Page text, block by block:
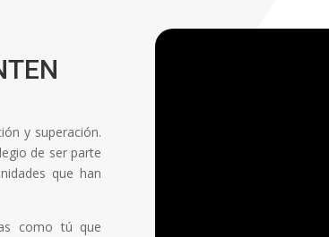
y superación.
de ser parte
que han
como tú que